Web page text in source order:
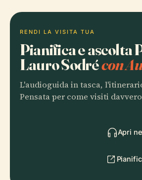
RENDI LA VISITA TUA
Pianifica e ascolta
Lauro Sodrécon
L'audioguida in tasca,
Pensata per come visiti
Apri